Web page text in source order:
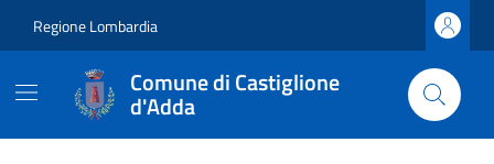
Regione Lombardia
Comune di Castiglione
d'Adda